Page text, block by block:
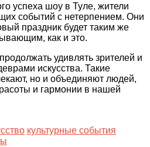
успеха шоу в Туле, жители
событий с нетерпением. Они
праздник будет таким же
как и это.
удивлять зрителей и
искусства. Такие
но и объединяют людей,
и гармонии в нашей
культурные события